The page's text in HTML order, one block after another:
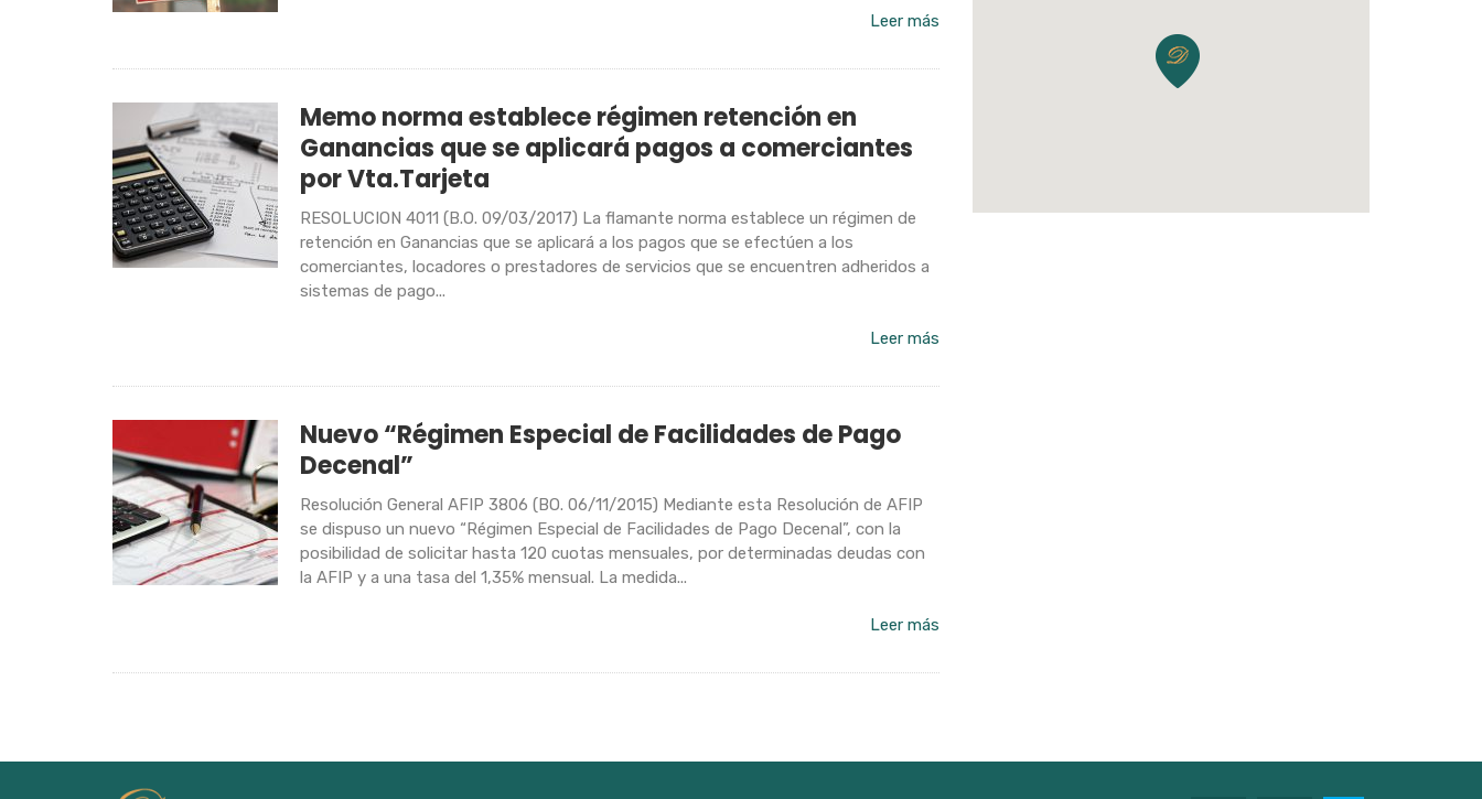
Leer más
Memo norma establece régimen retención en
Ganancias que se aplicará pagos a comerciantes
por Vta.Tarjeta
RESOLUCION 4011 (B.O. 09/03/2017) La flamante norma establece un régimen de
retención en Ganancias que se aplicará a los pagos que se efectúen a los
comerciantes, locadores o prestadores de servicios que se encuentren adheridos a
sistemas de pago...
Leer más
Nuevo “Régimen Especial de Facilidades de Pago
Decenal”
Resolución General AFIP 3806 (BO. 06/11/2015) Mediante esta Resolución de AFIP
se dispuso un nuevo “Régimen Especial de Facilidades de Pago Decenal”, con la
posibilidad de solicitar hasta 120 cuotas mensuales, por determinadas deudas con
la AFIP y a una tasa del 1,35% mensual. La medida...
Leer más